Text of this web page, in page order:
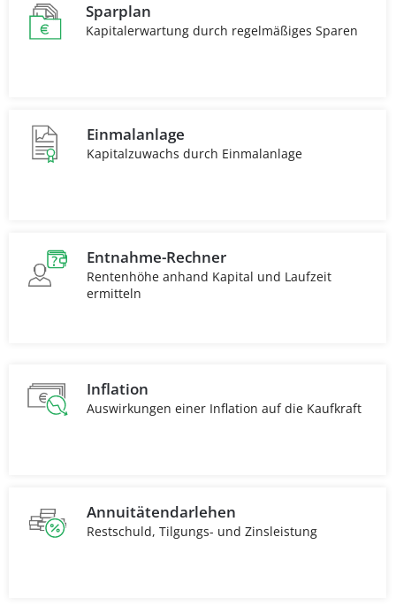
Sparplan
Kapitalerwartung durch regelmäßiges Sparen
Einmalanlage
Kapitalzuwachs durch Einmalanlage
Entnahme-Rechner
Rentenhöhe anhand Kapital und Laufzeit
ermitteln
Inflation
Auswirkungen einer Inflation auf die Kaufkraft
Annuitätendarlehen
Restschuld, Tilgungs- und Zinsleistung